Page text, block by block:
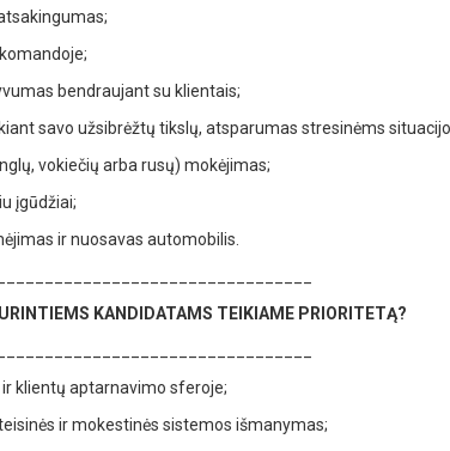
bendraujant su klientais;
savo užsibrėžtų tikslų, atsparumas stresinėms
vokiečių arba rusų) mokėjimas;
įgūdžiai;
ir nuosavas automobilis.
KANDIDATAMS TEIKIAME PRIORITETĄ?
klientų aptarnavimo sferoje;
ir mokestinės sistemos išmanymas;